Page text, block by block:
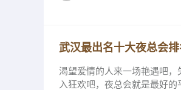
武汉最出名十大夜总会
渴望爱情的人来一场艳遇吧
入狂欢吧，夜总会就是最好